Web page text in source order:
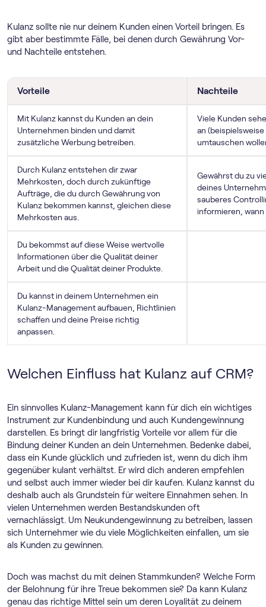
Kulanz sollte nie nur deinem Kunden einen Vorteil bringen. Es
gibt aber bestimmte Fälle, bei denen durch Gewährung Vor-
und Nachteile entstehen.
Vorteile Nachteile
Mit Kulanz kannst du Kunden an dein
Unternehmen binden und damit
zusätzliche Werbung betreiben.
Viele Kunden
an
umtauschen
Durch Kulanz entstehen dir zwar
Mehrkosten, doch durch zukünftige
Aufträge, die du durch Gewährung von
Kulanz bekommen kannst, gleichen diese
Mehrkosten aus.
Gewährst du zu
deines
sauberes
informieren, wann
Du bekommst auf diese Weise wertvolle
Informationen über die Qualität deiner
Arbeit und die Qualität deiner Produkte.
Du kannst in deinem Unternehmen ein
Kulanz-Management aufbauen, Richtlinien
schaffen und deine Preise richtig
anpassen.
Welchen Einfluss hat Kulanz auf CRM?
Ein sinnvolles Kulanz-Management kann für dich ein wichtiges
Instrument zur Kundenbindung und auch Kundengewinnung
darstellen. Es bringt dir langfristig Vorteile vor allem für die
Bindung deiner Kunden an dein Unternehmen. Bedenke dabei,
dass ein Kunde glücklich und zufrieden ist, wenn du dich ihm
gegenüber kulant verhältst. Er wird dich anderen empfehlen
und selbst auch immer wieder bei dir kaufen. Kulanz kannst du
deshalb auch als Grundstein für weitere Einnahmen sehen. In
vielen Unternehmen werden Bestandskunden oft
vernachlässigt. Um Neukundengewinnung zu betreiben, lassen
sich Unternehmer wie du viele Möglichkeiten einfallen, um sie
als Kunden zu gewinnen.
Doch was machst du mit deinen Stammkunden? Welche Form
der Belohnung für ihre Treue bekommen sie? Da kann Kulanz
genau das richtige Mittel sein um deren Loyalität zu deinem